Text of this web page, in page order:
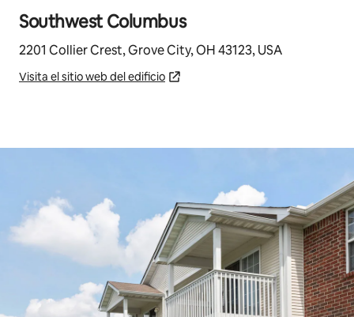
Southwest Columbus
2201 Collier Crest, Grove City, OH 43123, USA
Visita el sitio web del edificio